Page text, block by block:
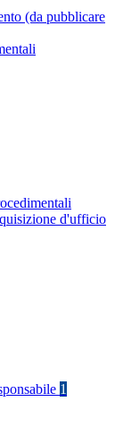
(da pubblicare
d'ufficio
1